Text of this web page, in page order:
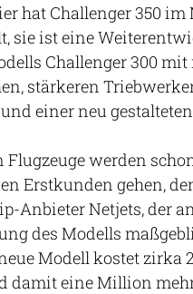
hat Challenger 350 im
sie ist eine
Challenger 300 mit
stärkeren
einer neu
Flugzeuge werden
Erstkunden gehen,
Anbieter Netjets, der
des Modells
Modell kostet zirka
damit eine Million